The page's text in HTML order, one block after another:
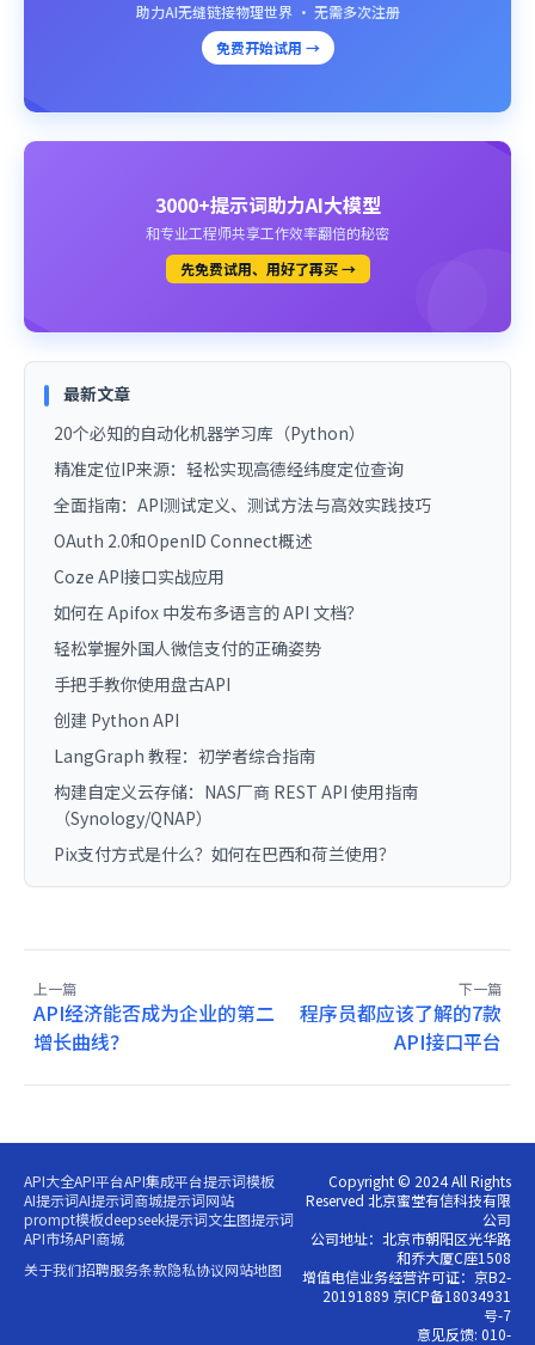
助力AI无缝链接物理世界 · 无需多次注册
免费开始试用 →
3000+提示词助力AI大模型
和专业工程师共享工作效率翻倍的秘密
先免费试用、用好了再买 →
最新文章
20个必知的自动化机器学习库（Python）
精准定位IP来源：轻松实现高德经纬度定位查询
全面指南：API测试定义、测试方法与高效实践技巧
OAuth 2.0和OpenID Connect概述
Coze API接口实战应用
如何在 Apifox 中发布多语言的 API 文档？
轻松掌握外国人微信支付的正确姿势
手把手教你使用盘古API
创建 Python API
LangGraph 教程：初学者综合指南
构建自定义云存储：NAS厂商 REST API 使用指南
（Synology/QNAP）
Pix支付方式是什么？如何在巴西和荷兰使用？
上一篇
API经济能否成为企业的第二
增长曲线？
下一篇
程序员都应该了解的7款
API接口平台
API大全API平台API集成平台提示词模板
AI提示词AI提示词商城提示词网站
prompt模板deepseek提示词文生图提示词
API市场API商城
关于我们招聘服务条款隐私协议网站地图
Copyright © 2024 All Rights
Reserved 北京蜜堂有信科技有限
公司
公司地址：北京市朝阳区光华路
和乔大厦C座1508
增值电信业务经营许可证：京B2-
20191889 京ICP备18034931
号-7
意见反馈: 010-